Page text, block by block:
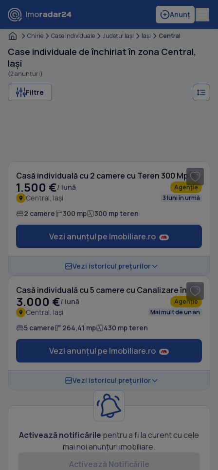
Anunț
Chirie Case individuale Judeţul Iaşi Iaşi Central
Case individuale de închiriat în zona Central,
Iași
(2 anunțuri)
Filtre
Casă individuală cu 2 camere cu Teren 300 Mp în Central
1.500 €/ lună Agenție
Central, Iași 3 luni în urmă
2 camere 300 mp 300 mp teren
Vezi anunțul pe Imobiliare.ro
Vezi istoricul prețurilor
Casă individuală cu 5 camere cu Canalizare în Central
3.000 €/ lună Agenție
Central, Iași Mai mult de un an
5 camere 264,41 mp 430 mp teren
Vezi anunțul pe Imobiliare.ro
Vezi istoricul prețurilor
Activează notificările pentru a fi la curent cu cele
mai noi anunțuri imobiliare.
Activează Notificările